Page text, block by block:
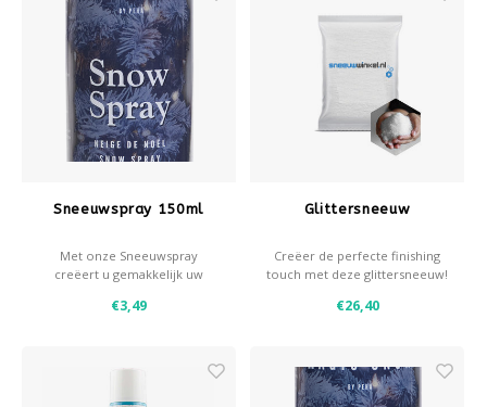
kerstboom.
Sneeuwspray 150ml
Met onze Sneeuwspray
creëert u gemakkelijk uw
- Sneeuw,- en/of vorsteffect
- Dekking: circa 0,35 m² per
€3,49
Glittersneeuw
Creëer de perfecte finishing
touch met deze glittersneeuw!
€26,40